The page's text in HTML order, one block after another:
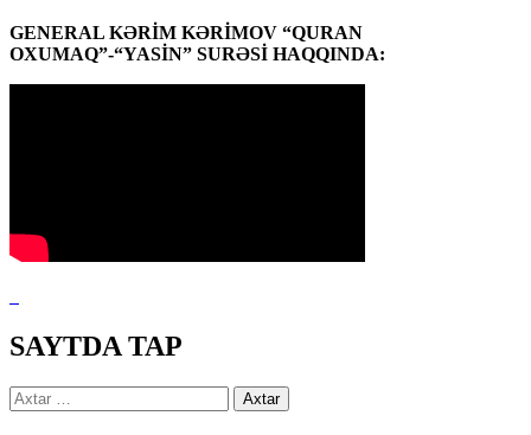
GENERAL KƏRİM KƏRİMOV “QURAN
OXUMAQ”-“YASİN” SURƏSİ HAQQINDA:
SAYTDA TAP
Axtarış: